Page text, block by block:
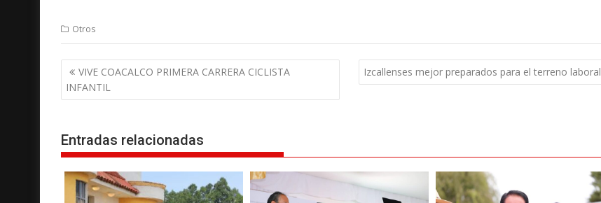
Otros
N
a
v
g
a
c
VIVE COACALCO PRIMERA CARRERA CICLISTA
INFANTIL
Izcallenses mejor preparados para el terreno laboral
Entradas relacionadas